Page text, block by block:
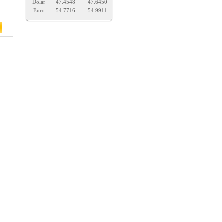
Dolar
47.4548
47.6450
Euro
54.7716 54.9911